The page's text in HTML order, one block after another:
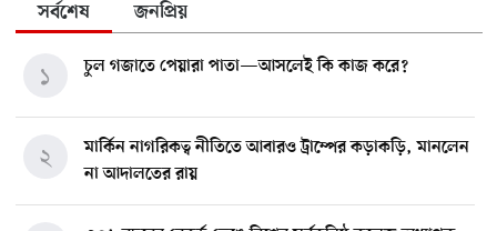
সর্বশেষ জনপ্রিয়
চুল গজাতে পেয়ারা পাতা—আসলেই কি কাজ করে?
১
মার্কিন নাগরিকত্ব নীতিতে আবারও ট্রাম্পের কড়াকড়ি, মানলেন
না আদালতের রায়
২